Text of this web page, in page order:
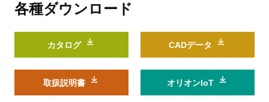
各種ダウンロード
カタログ CADデータ
取扱説明書 オリオンIoT